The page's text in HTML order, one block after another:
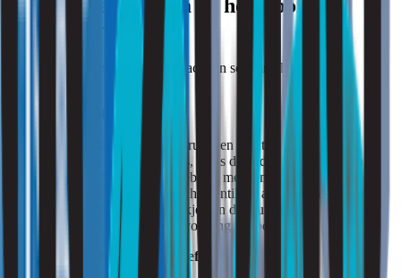
Wat kun je doen om de hooikoorts te
verminderen?
Met deze stappen kun je de impact van schimmelsporen
1. Los vochtproblemen op
Repareer lekkages en gebruik een luchtontvochtiger.
Ventileer vochtige ruimtes, zoals de badkamer en keuken.
Droog de badkamer na gebruik met een wisser en een doek.
Vergeet niet de mechanische ventilatie aan te zetten.
Zorg dat meubels een stukje van de muur afstaan om
condensatie en schimmelvorming te voorkomen.
2. Verwijder schimmels effectief